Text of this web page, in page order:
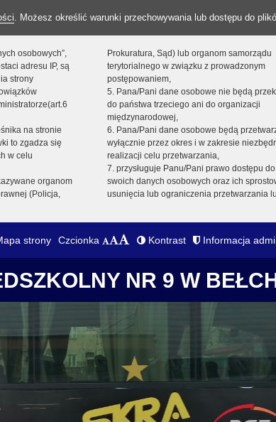
. Możesz określić warunki przechowywania lub dostępu do
osobowych”,
adresu IP, są
strony
na stronie
to zgadza się
w celu
organom
(Policja,
Prokuratura, Sąd) lub organom samorządu
terytorialnego w związku z prowadzonym
postępowaniem,
5. Pana/Pani dane osobowe nie będą
do państwa trzeciego ani do organizacji
międzynarodowej,
6. Pana/Pani dane osobowe będą
wyłącznie przez okres i w zakresie
realizacji celu przetwarzania,
7. przysługuje Panu/Pani prawo dostępu
swoich danych osobowych oraz ich
usunięcia lub ograniczenia przetwarzania
strony Czcionka Kontrast Informacja
NR 9 W